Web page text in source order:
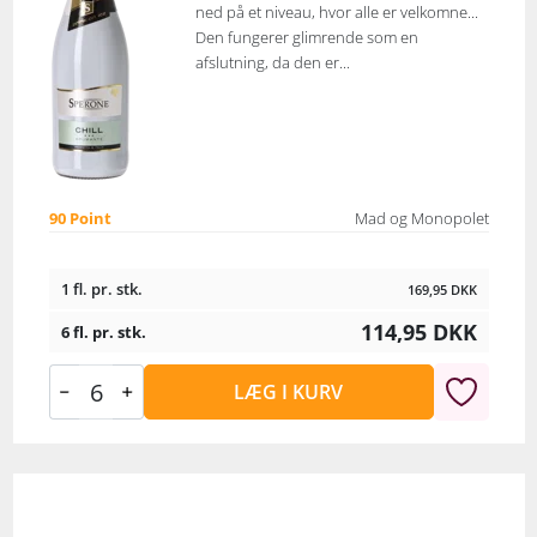
ned på et niveau, hvor alle er velkomne...
Den fungerer glimrende som en
afslutning, da den er...
90 Point Mad og Monopolet
1 fl. pr. stk. 169,95 DKK
6 fl. pr. stk. 114,95 DKK
LÆG I KURV